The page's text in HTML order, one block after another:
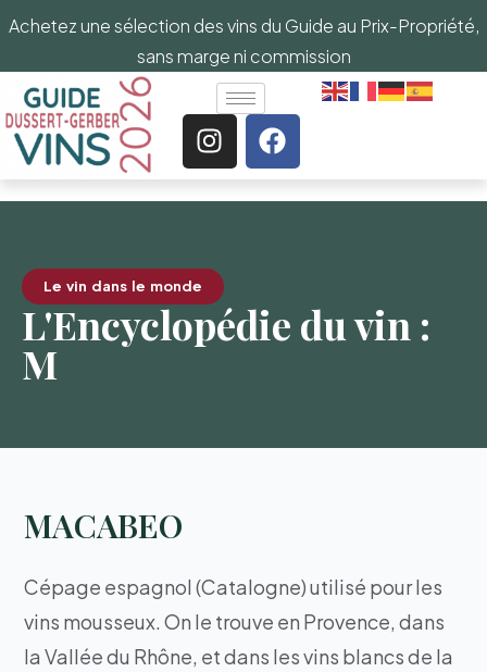
Achetez une sélection des vins du Guide au Prix-Propriété,
sans marge ni commission
Le vin dans le monde
L'Encyclopédie du vin :
M
MACABEO
Cépage espagnol (Catalogne) utilisé pour les
vins mousseux. On le trouve en Provence, dans
la Vallée du Rhône, et dans les vins blancs de la